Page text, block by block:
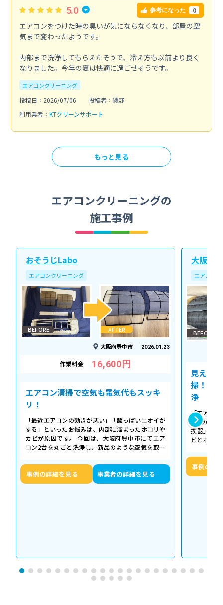
5.0 参考になった 0
エアコンをつけた時の臭いが気にならなくなり、部屋の空
気まで変わったようです。
内部まで洗浄してもらえたそうで、冷え方も以前より良く
なりました。今年の夏は快適に過ごせそうです。
エアコンクリーニング
投稿日：2026/07/06
投稿者：磯野
利用業者： KTクリーンサポート
もっと見る
エアコンクリーニングの
施工事例
おそうじLabo
エアコンクリーニング
BEFORE AFTER
大阪府豊中市 2026.01.23
作業料金 16,600円
エアコン清掃で空気も電気代もスッキ
リ！
「最近エアコンの効きが悪い」「酸っぱいニオイが
する」といったお悩みは、内部に溜まったホコリや
カビが原因です。 今回は、大阪府豊中市にてエア
コン2台を丸ごと洗浄し、新品のような空気を取り
事例の詳細を見る 事業者の詳細を見る
大阪北
エアコン
BEFORE
見えな
掃！空
浄
「エアコ
た気がす
換器」の
ビとホコ
事例の詳